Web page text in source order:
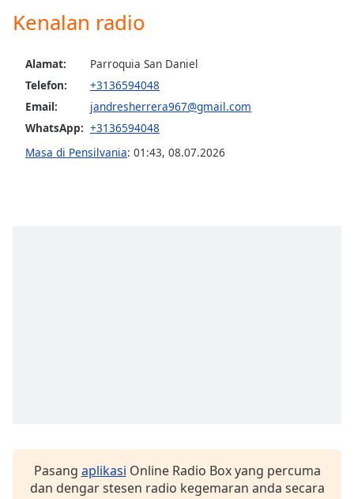
Opacity
Caption
Background
Color
Done
Dialog
Kenalan radio
Alamat:
Parroquia San Daniel
Telefon:
+3136594048
Email:
jandresherrera967@gmail.com
WhatsApp: +3136594048
Masa di Pensilvania: 01:43, 08.07.2026
Pasang aplikasi Online Radio Box yang percuma
dan dengar stesen radio kegemaran anda secara